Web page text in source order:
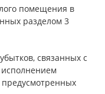
помещения в
разделом 3
связанных с
предусмотренных